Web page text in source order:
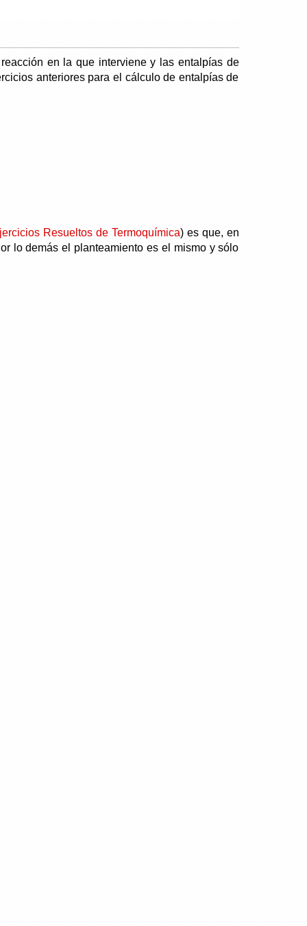
en la que interviene y las entalpías de
anteriores para el cálculo de entalpías de
Resueltos de Termoquímica) es que, en
lo demás el planteamiento es el mismo y sólo